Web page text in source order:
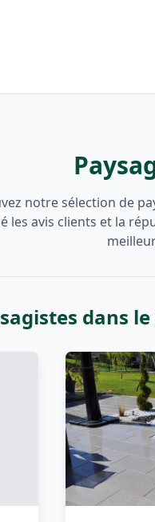
notre sélection de
les avis clients et la
dans le